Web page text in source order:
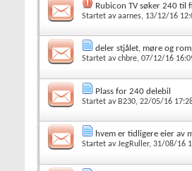
Rubicon TV søker 240 til
Startet avaarnes, 13/12/16
deler stjålet, møre og
Startet avchbre, 07/12/16
Plass for 240 delebil
Startet av B230, 22/05/16
hvem er tidligere eier av
Startet avJegRuller, 31/08/16